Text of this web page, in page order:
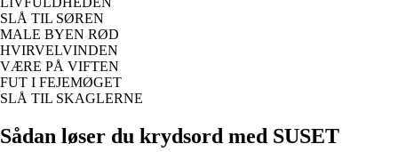
SLÅ TIL SØREN
MALE BYEN RØD
HVIRVELVINDEN
VÆRE PÅ VIFTEN
FUT I FEJEMØGET
SLÅ TIL SKAGLERNE
Sådan løser du krydsord med SUSET